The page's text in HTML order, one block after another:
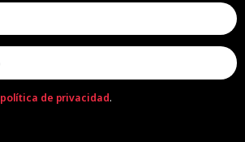
política de privacidad.